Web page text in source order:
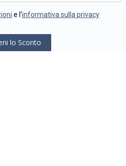
e l'informativa sulla privacy
lo Sconto